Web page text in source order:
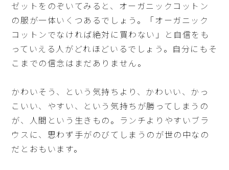
ゼットをのぞいてみると、オーガニックコットン
の服が一体いくつあるでしょう。「オーガニック
コットンでなければ絶対に買わない」と自信をも
っていえる人がどれほどいるでしょう。自分にもそ
こまでの信念はまだありません。
かわいそう、という気持ちより、かわいい、かっ
こいい、やすい、という気持ちが勝ってしまうの
が、人間という生きもの。ランチよりやすいブラ
ウスに、思わず手がのびてしまうのが世の中なの
だとおもいます。